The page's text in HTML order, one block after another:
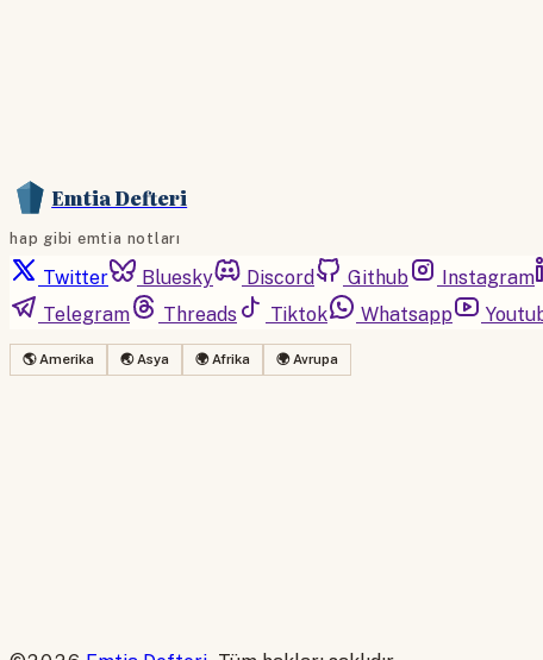
Emtia Defteri
hap gibi emtia notları
Twitter Bluesky Discord Github Instagram
Telegram
Threads Tiktok Whatsapp
🌎 Amerika 🌏 Asya 🌍 Afrika 🌍 Avrupa